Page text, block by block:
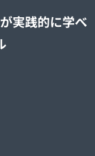
実践的に学べ